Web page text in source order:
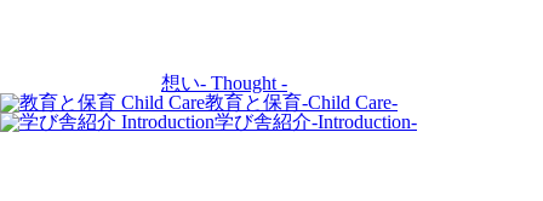
想い- Thought -
教育と保育-Child Care-
学び舎紹介-Introduction-